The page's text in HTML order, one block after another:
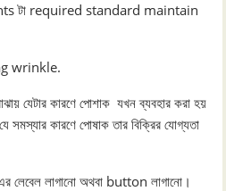
টা required standard maintain
wrinkle.
যেটার কারণে পোশাক যখন ব্যবহার করা হয়
কারণে পোষাক তার বিক্রির যোগ্যতা
লেবেল লাগানো অথবা button লাগানো।